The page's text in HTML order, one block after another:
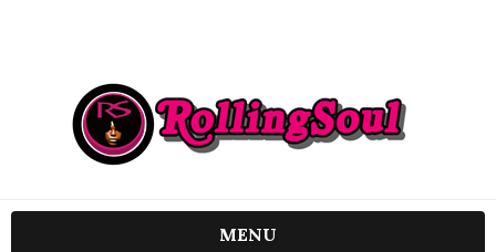
MENU